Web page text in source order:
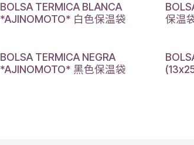
BOLSA TERMICA BLANCA
*AJINOMOTO* 白色保温袋
保温
BOLSA TERMICA NEGRA
*AJINOMOTO* 黑色保温袋